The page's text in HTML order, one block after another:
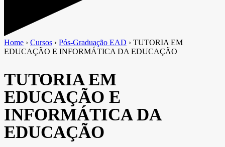
Home › Cursos › Pós-Graduação EAD › TUTORIA EM
EDUCAÇÃO E INFORMÁTICA DA EDUCAÇÃO
TUTORIA EM
EDUCAÇÃO E
INFORMÁTICA DA
EDUCAÇÃO